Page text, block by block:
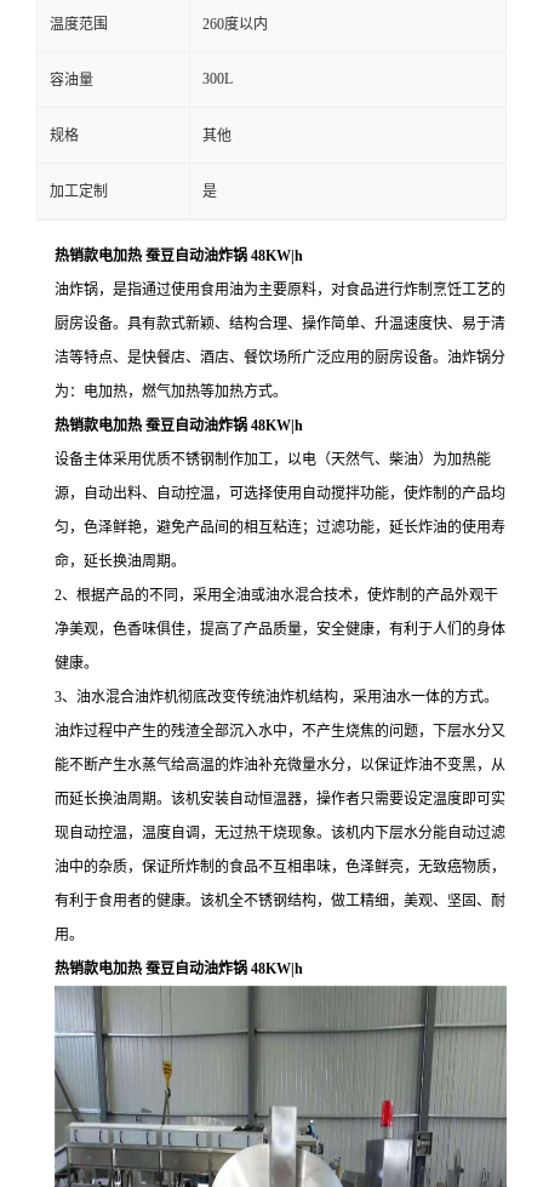
温度范围 260度以内
容油量 300L
规格 其他
加工定制 是
热销款电加热 蚕豆自动油炸锅 48KW|h
油炸锅，是指通过使用食用油为主要原料，对食品进行炸制烹饪工艺的
厨房设备。具有款式新颖、结构合理、操作简单、升温速度快、易于清
洁等特点、是快餐店、酒店、餐饮场所广泛应用的厨房设备。油炸锅分
为：电加热，燃气加热等加热方式。
热销款电加热 蚕豆自动油炸锅 48KW|h
设备主体采用优质不锈钢制作加工，以电（天然气、柴油）为加热能
源，自动出料、自动控温，可选择使用自动搅拌功能，使炸制的产品均
匀，色泽鲜艳，避免产品间的相互粘连；过滤功能，延长炸油的使用寿
命，延长换油周期。
2、根据产品的不同，采用全油或油水混合技术，使炸制的产品外观干
净美观，色香味俱佳，提高了产品质量，安全健康，有利于人们的身体
健康。
3、油水混合油炸机彻底改变传统油炸机结构，采用油水一体的方式。
油炸过程中产生的残渣全部沉入水中，不产生烧焦的问题，下层水分又
能不断产生水蒸气给高温的炸油补充微量水分，以保证炸油不变黑，从
而延长换油周期。该机安装自动恒温器，操作者只需要设定温度即可实
现自动控温，温度自调，无过热干烧现象。该机内下层水分能自动过滤
油中的杂质，保证所炸制的食品不互相串味，色泽鲜亮，无致癌物质，
有利于食用者的健康。该机全不锈钢结构，做工精细，美观、坚固、耐
用。
热销款电加热 蚕豆自动油炸锅 48KW|h